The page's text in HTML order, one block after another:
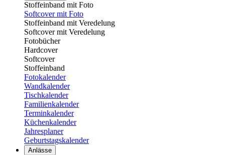
Stoffeinband mit Foto
Softcover mit Foto
Stoffeinband mit Veredelung
Softcover mit Veredelung
Fotobücher
Hardcover
Softcover
Stoffeinband
Fotokalender
Wandkalender
Tischkalender
Familienkalender
Terminkalender
Küchenkalender
Jahresplaner
Geburtstagskalender
Anlässe